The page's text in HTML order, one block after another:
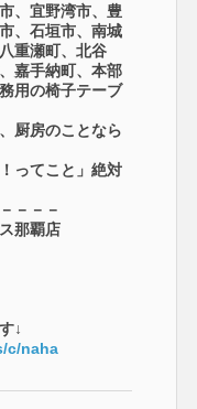
、宜野湾市、豊
、石垣市、南城
重瀬町、北谷
嘉手納町、本部
用の椅子テーブ
厨房のことなら
ってこと」絶対
－－－
那覇店
↓
c/naha